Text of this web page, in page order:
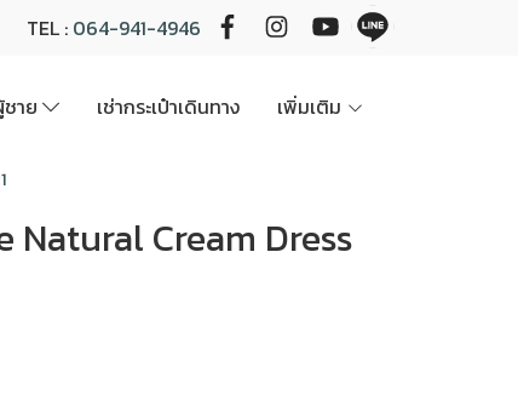
TEL : 064-941-4946
ชาย เช่ากระเป๋าเดินทาง เพิ่มเติม
Natural Cream Dress